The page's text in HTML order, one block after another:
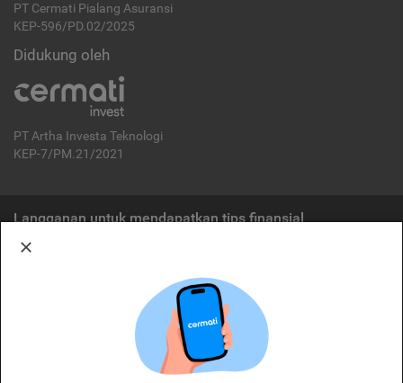
PT Cermati Pialang Asuransi
KEP-596/PD.02/2025
Didukung oleh
PT Artha Investa Teknologi
KEP-7/PM.21/2021
Langganan untuk mendapatkan tips finansial
Cermati merupakan penyelenggara agregasi jasa keuangan yang terdaftar di
OJK. Oleh karena itu, produk dan/atau layanan jasa keuangan yang
ditawarkan bukan merupakan produk dan/atau layanan jasa keuangan yang
diterbitkan oleh Cermati dan Cermati tidak bertanggung jawab atas tuntutan